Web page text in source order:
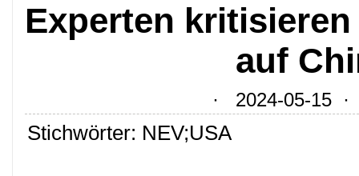
Experten
auf
· 2024-05-15 ·
Stichwörter: NEV;USA